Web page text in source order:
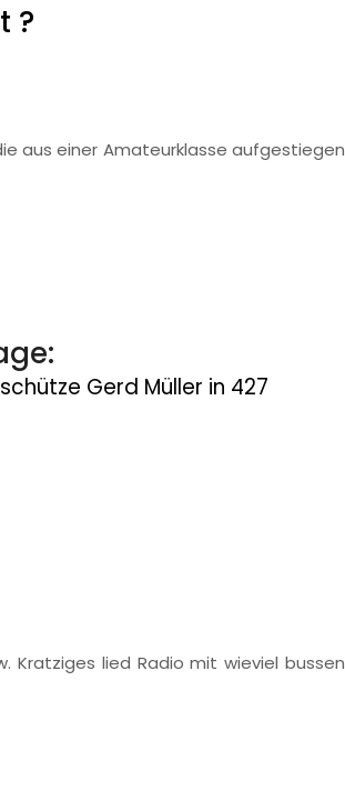
?
aus einer Amateurklasse aufgestiegen
Gerd Müller in 427
Kratziges lied Radio mit wieviel bussen